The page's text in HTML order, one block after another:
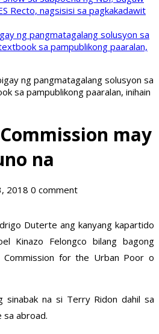
Recto, nagsisisi sa pagkakadawit
ng pangmatagalang solusyon sa
sa pampublikong paaralan,
ng pangmatagalang solusyon sa
sa pampublikong paaralan, inihain
may
na
2018 0 comment
Duterte ang kanyang kapartido
Kinazo Felongco bilang bagong
Commission for the Urban Poor o
sinabak na si Terry Ridon dahil sa
sa abroad.